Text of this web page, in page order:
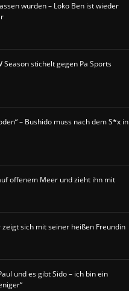
wurden – Loko Ben ist wieder
Season stichelt gegen Pa Sports
– Bushido muss nach dem S*x in
offenem Meer und zieht ihn mit
sich mit seiner heißen Freundin
und es gibt Sido – ich bin ein